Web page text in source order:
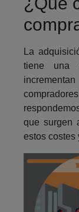
La
tiene una
que surgen
estos costes